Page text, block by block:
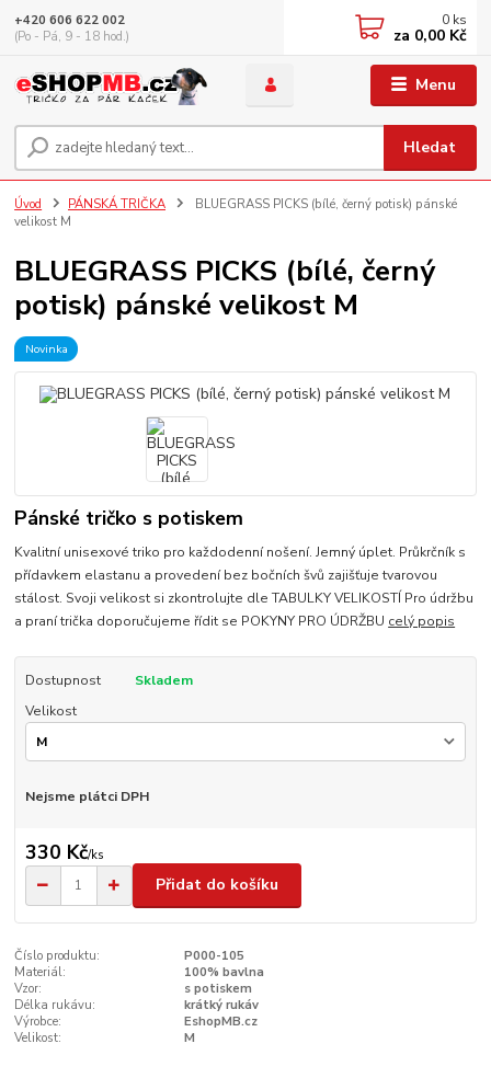
Menu
Hledat
+420 606 622 002
(Po - Pá, 9 - 18 hod.)
0 ks
za 0,00 Kč
Úvod PÁNSKÁ TRIČKA
BLUEGRASS PICKS (bílé, černý potisk) pánské
velikost M
BLUEGRASS PICKS (bílé, černý
potisk) pánské velikost M
Novinka
Pánské tričko s potiskem
Kvalitní unisexové triko pro každodenní nošení. Jemný úplet. Průkrčník s
přídavkem elastanu a provedení bez bočních švů zajišťuje tvarovou
stálost. Svoji velikost si zkontrolujte dle TABULKY VELIKOSTÍ Pro údržbu
a praní trička doporučujeme řídit se POKYNY PRO ÚDRŽBU celý popis
Dostupnost
Skladem
Velikost
Nejsme plátci DPH
330 Kč/ks
Přidat do košíku
Číslo produktu:
P000-105
Materiál:
100% bavlna
Vzor:
s potiskem
Délka rukávu:
krátký rukáv
Výrobce:
EshopMB.cz
Velikost:
M